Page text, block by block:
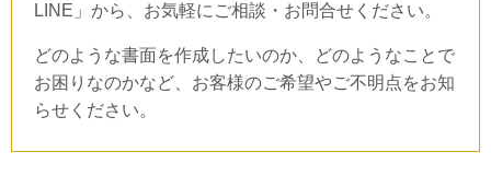
LINE」から、お気軽にご相談・お問合せください。
どのような書面を作成したいのか、どのようなことで
お困りなのかなど、お客様のご希望やご不明点をお知
らせください。